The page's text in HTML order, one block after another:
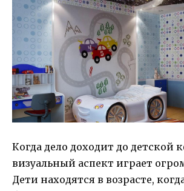
Когда дело доходит до детской
визуальный аспект играет
Дети находятся в возрасте,